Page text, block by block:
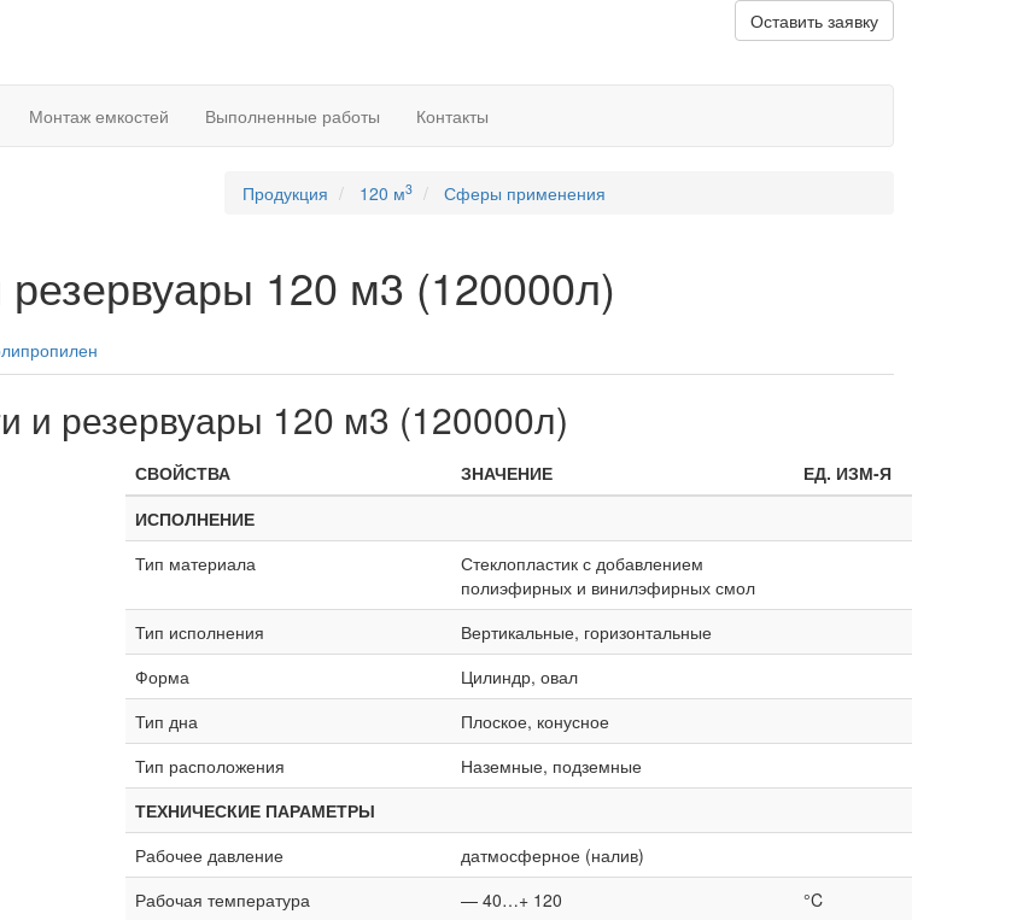
Оставить заявку
Монтаж емкостей Выполненные работы Контакты
Продукция 120 м3 Сферы применения
резервуары 120 м3 (120000л)
и резервуары 120 м3 (120000л)
СВОЙСТВА ЗНАЧЕНИЕ
ЕД. ИЗМ-Я
ИСПОЛНЕНИЕ
Тип материала
Стеклопластик с добавлением
полиэфирных и винилэфирных смол
Тип исполнения
Вертикальные, горизонтальные
Форма
Цилиндр, овал
Тип дна
Плоское, конусное
Тип расположения
Наземные, подземные
ТЕХНИЧЕСКИЕ ПАРАМЕТРЫ
Рабочее давление
датмосферное (налив)
Рабочая температура
— 40…+ 120
°C